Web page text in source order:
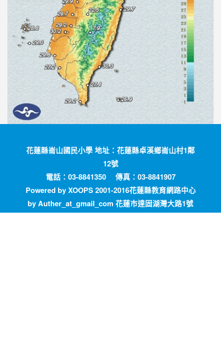
花蓮縣崙山國民小學 地址：花蓮縣卓溪鄉崙山村1鄰
12號
電話：03-8841350 傳真：03-8841907
Powered by XOOPS 2001-2016花蓮縣教育網路中心
by Auther_at_gmail_com 花蓮市達固湖灣大路1號